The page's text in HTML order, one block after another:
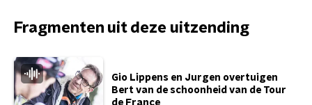
Fragmenten uit deze uitzending
Gio Lippens en Jurgen overtuigen
Bert van de schoonheid van de Tour
de France